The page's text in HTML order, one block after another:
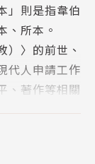
」則是指韋伯
、所本。
）〉的前世、
代人申請工作
、著作等相關
出版脈絡以
韋伯理論。